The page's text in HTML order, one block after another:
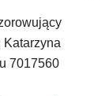
Katarzyna
7017560